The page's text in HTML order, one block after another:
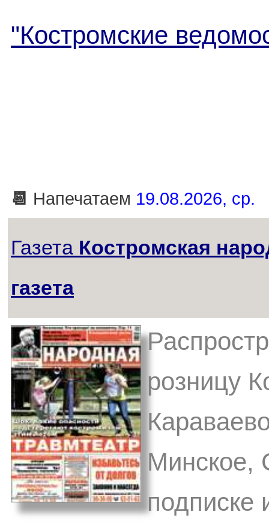
"Костромские
📆 Напечатаем 19.08.2026, ср.
Газета Костромская
газета
розницу
Минское,
подписке